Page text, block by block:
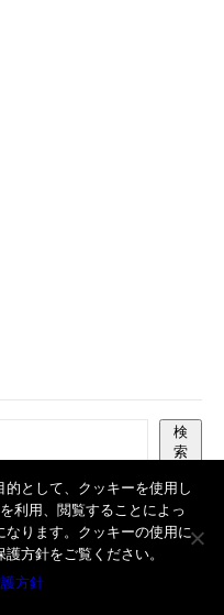
検
索
として、クッキーを使用し
利用、閲覧することによっ
ります。クッキーの使用に
方針をご覧ください。
方針